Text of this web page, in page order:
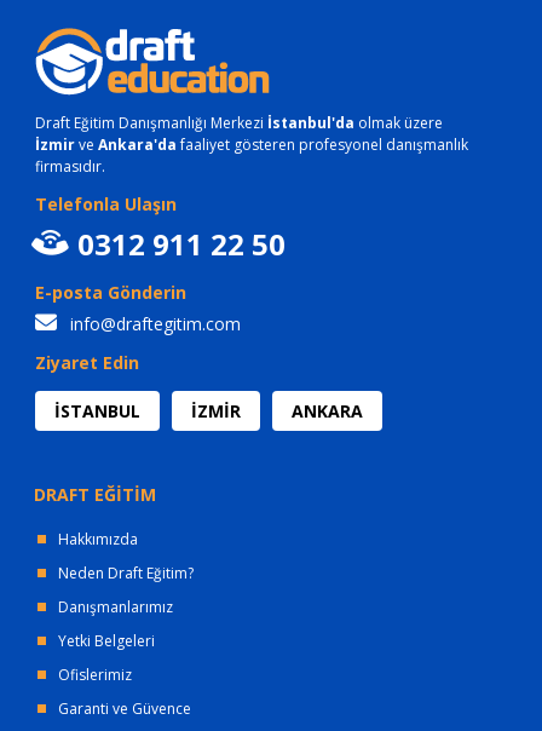
Draft Eğitim Danışmanlığı Merkezi İstanbul'da olmak üzere
İzmirve Ankara'dafaaliyet gösteren profesyonel danışmanlık
firmasıdır.
Telefonla Ulaşın
0312 911 22 50
E-posta Gönderin
info@draftegitim.com
Ziyaret Edin
İSTANBUL İZMİR ANKARA
DRAFT EĞİTİM
Hakkımızda
Neden Draft Eğitim?
Danışmanlarımız
Yetki Belgeleri
Ofislerimiz
Garanti ve Güvence